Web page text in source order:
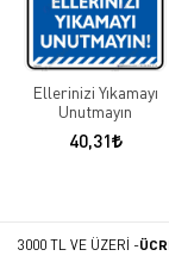
Ellerinizi Yıkamayı
Unutmayın
40,31
3000 TL VE ÜZERİ -